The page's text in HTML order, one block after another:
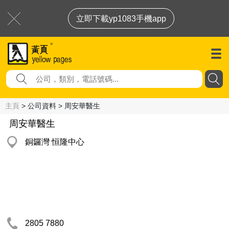
立即下載yp1083手機app
主頁 > 公司資料 > 周安華醫生
周安華醫生
銅鑼灣 恒隆中心
2805 7880